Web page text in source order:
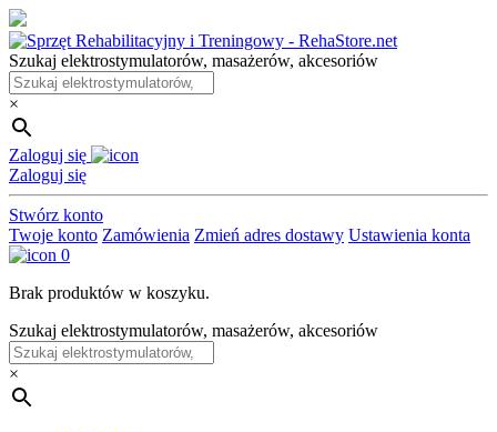
Skip
to
the
content
Szukaj elektrostymulatorów, masażerów, akcesoriów
×
Zaloguj się
Zaloguj się
Stwórz konto
Twoje konto Zamówienia Zmień adres dostawy Ustawienia konta
0
Brak produktów w koszyku.
Szukaj elektrostymulatorów, masażerów, akcesoriów
×